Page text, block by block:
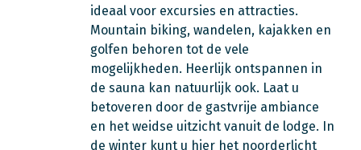
ideaal voor excursies en attracties.
Mountain biking, wandelen, kajakken en
golfen behoren tot de vele
mogelijkheden. Heerlijk ontspannen in
de sauna kan natuurlijk ook. Laat u
betoveren door de gastvrije ambiance
en het weidse uitzicht vanuit de lodge. In
de winter kunt u hier het noorderlicht